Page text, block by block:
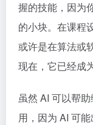
握的技能，因为
的小块。在课程
或许是在算法或
现在，它已经成
虽然 AI 可以帮
用，因为 AI 可能